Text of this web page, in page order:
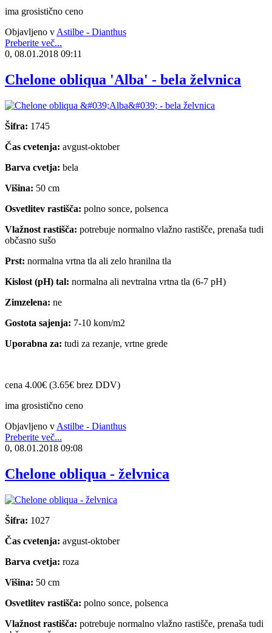
ima grosistično ceno
Objavljeno v Astilbe - Dianthus
Preberite več...
0, 08.01.2018 09:11
Chelone obliqua 'Alba' - bela želvnica
Šifra: 1745
Čas cvetenja: avgust-oktober
Barva cvetja: bela
Višina: 50 cm
Osvetlitev rastišča: polno sonce, polsenca
Vlažnost rastišča: potrebuje normalno vlažno rastišče, prenaša tudi
občasno sušo
Prst: normalna vrtna tla ali zelo hranilna tla
Kislost (pH) tal: normalna ali nevtralna vrtna tla (6-7 pH)
Zimzelena: ne
Gostota sajenja: 7-10 kom/m2
Uporabna za: tudi za rezanje, vrtne grede
cena 4.00€ (3.65€ brez DDV)
ima grosistično ceno
Objavljeno v Astilbe - Dianthus
Preberite več...
0, 08.01.2018 09:08
Chelone obliqua - želvnica
Šifra: 1027
Čas cvetenja: avgust-oktober
Barva cvetja: roza
Višina: 50 cm
Osvetlitev rastišča: polno sonce, polsenca
Vlažnost rastišča: potrebuje normalno vlažno rastišče, prenaša tudi